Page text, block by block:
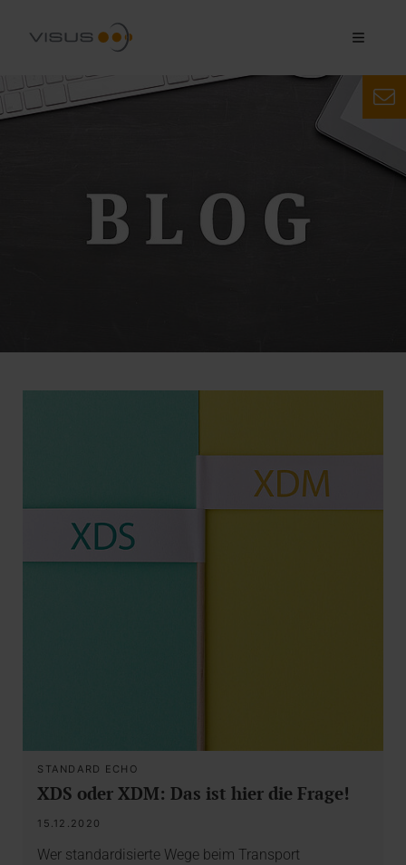
STANDARD ECHO
XDS oder XDM: Das ist hier die Frage!
15.12.2020
Wer standardisierte Wege beim Transport